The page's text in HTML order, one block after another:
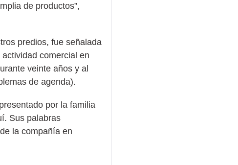
de productos”,
predios, fue señalada
comercial en
veinte años y al
de agenda).
por la familia
Sus palabras
la compañía en